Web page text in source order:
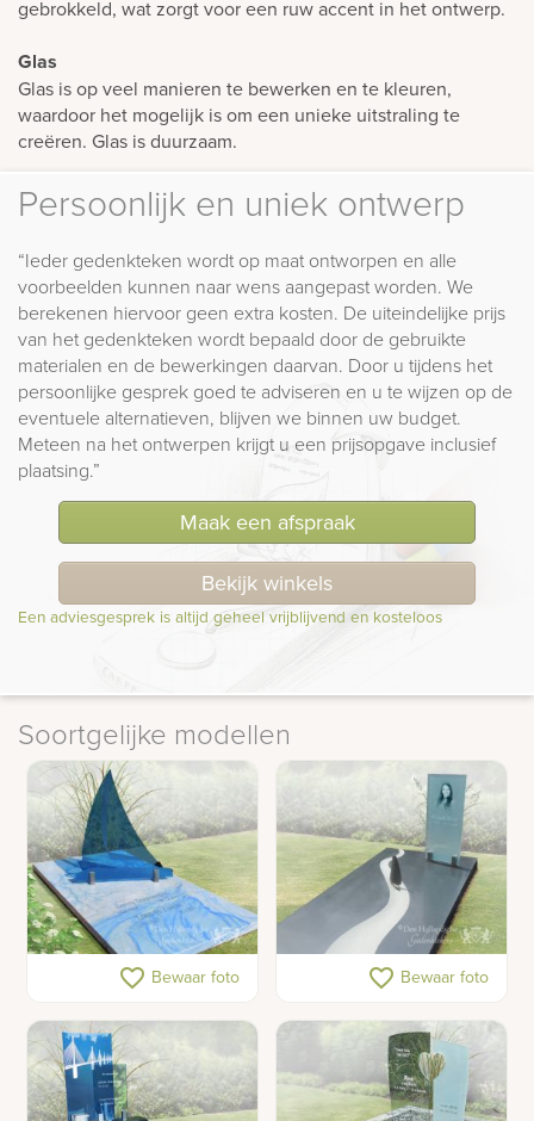
gebrokkeld, wat zorgt voor een ruw accent in het ontwerp.
Glas
Glas is op veel manieren te bewerken en te kleuren,
waardoor het mogelijk is om een unieke uitstraling te
creëren. Glas is duurzaam.
Persoonlijk en uniek ontwerp
“Ieder gedenkteken wordt op maat ontworpen en alle
voorbeelden kunnen naar wens aangepast worden. We
berekenen hiervoor geen extra kosten. De uiteindelijke prijs
van het gedenkteken wordt bepaald door de gebruikte
materialen en de bewerkingen daarvan. Door u tijdens het
persoonlijke gesprek goed te adviseren en u te wijzen op de
eventuele alternatieven, blijven we binnen uw budget.
Meteen na het ontwerpen krijgt u een prijsopgave inclusief
plaatsing.”
Maak een afspraak
Bekijk winkels
Een adviesgesprek is altijd geheel vrijblijvend en kosteloos
Soortgelijke modellen
Glazen zeilboot
gedenkteken voor dubbel
graf
favorite_border Bewaar foto
Gedenkteken met
zeilboot op rivier
favorite_border Bewaar foto